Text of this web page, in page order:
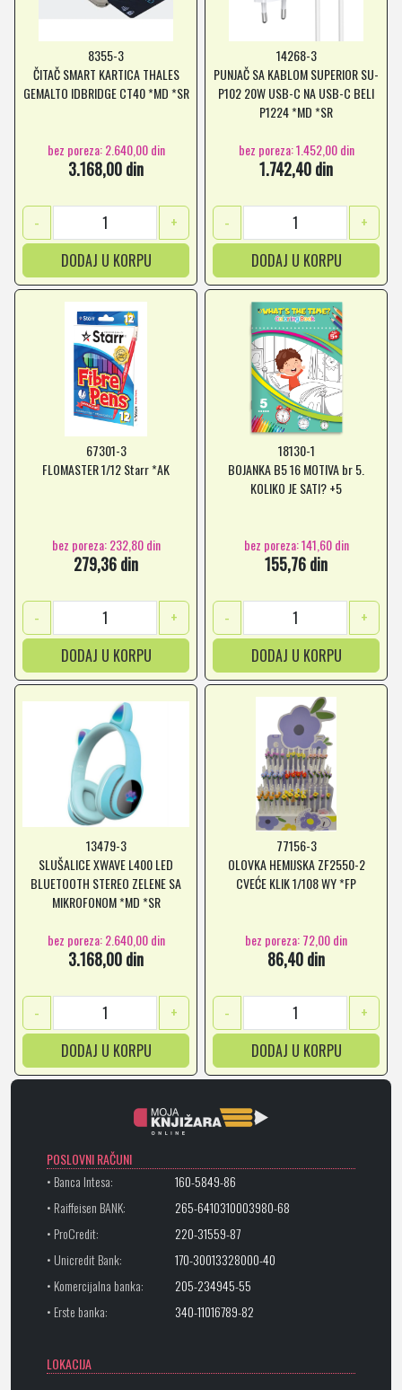
8355-3
ČITAČ SMART KARTICA THALES
GEMALTO IDBRIDGE CT40 *MD *SR
bez poreza: 2.640,00 din
3.168,00 din
-
+
DODAJ U KORPU
14268-3
PUNJAČ SA KABLOM SUPERIOR SU-
P102 20W USB-C NA USB-C BELI
P1224 *MD *SR
bez poreza: 1.452,00 din
1.742,40 din
-
+
DODAJ U KORPU
67301-3
FLOMASTER 1/12 Starr *AK
bez poreza: 232,80 din
279,36 din
-
+
DODAJ U KORPU
18130-1
BOJANKA B5 16 MOTIVA br 5.
KOLIKO JE SATI? +5
bez poreza: 141,60 din
155,76 din
-
+
DODAJ U KORPU
13479-3
SLUŠALICE XWAVE L400 LED
BLUETOOTH STEREO ZELENE SA
MIKROFONOM *MD *SR
bez poreza: 2.640,00 din
3.168,00 din
-
+
DODAJ U KORPU
77156-3
OLOVKA HEMIJSKA ZF2550-2
CVEĆE KLIK 1/108 WY *FP
bez poreza: 72,00 din
86,40 din
-
+
DODAJ U KORPU
POSLOVNI RAČUNI
• Banca Intesa:
160-5849-86
• Raiffeisen BANK:
265-6410310003980-68
• ProCredit:
220-31559-87
• Unicredit Bank:
170-30013328000-40
• Komercijalna banka:
205-234945-55
• Erste banka:
340-11016789-82
LOKACIJA